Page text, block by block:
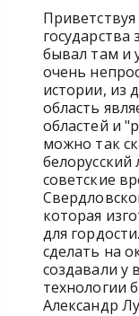
бывал там и
очень
истории, из
область
областей и
можно так
советские
которая
для
сделать на
создавали у
технологии
Александр